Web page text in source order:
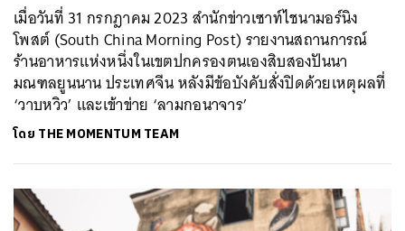
เมื่อวันที่ 31 กรกฎาคม 2023 สำนักข่าวเซาท์ไชนามอร์นิง
โพสต์ (South China Morning Post) รายงานสถานการณ์
ร้านอาหารแห่งหนึ่งในเขตปกครองตนเองสิบสองปันนา
มณฑลยูนนาน ประเทศจีน หลังมีข้อบังคับสั่งปิดด้วยเหตุผลที่
‘วาบหวิว’ และเข้าข่าย ‘ลามกอนาจาร’
โดย THE MOMENTUM TEAM
ค้นหา
SHARE TWEET LINE EMAIL